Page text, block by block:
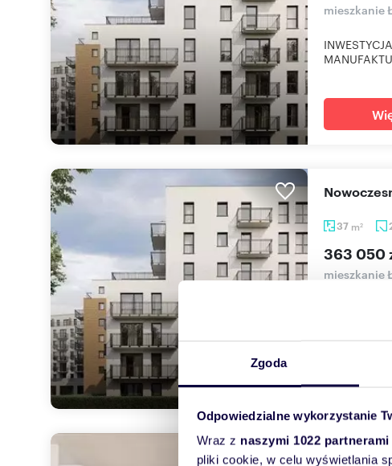
Zgoda
Odpowiedzialne wykorzystanie
Wraz z naszymi 1022 partnerami
pliki cookie, w celu wyświetlania
mieszkanie
37 m2
363 050
mieszkanie